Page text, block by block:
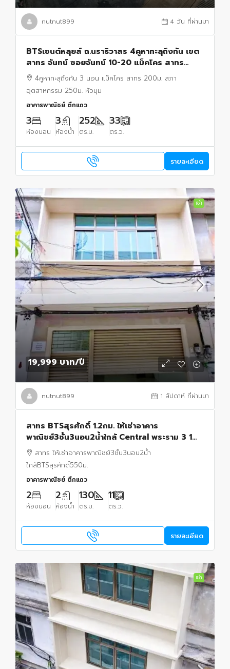
nutnut899 4 วัน ที่ผ่านมา
BTSเซนต์หลุยส์ ถ.นราธิวาสร 4คูหาทะลุถึงกัน เขต
สาทร จันทน์ ซอยจันทน์ 10-20 แม็คโคร สาทร
200ม. 33 ตร.วา. 525 ตร.ม.
4คูหาทะลุถึงกัน 3 นอน แม็คโคร สาทร 200ม. สภา
อุตสาหกรรม 250ม. หัวมุม
อาคารพาณิชย์ ตึกแถว
3
ห้องนอน
3
ห้องน้ำ
252
ตร.ม.
33
ตร.ว.
รายละเอียด
เช่า
19,999 บาท/ปี
nutnut899 1 สัปดาห์ ที่ผ่านมา
สาทร BTSสุรศักดิ์ 1.2กม. ให้เช่าอาคาร
พาณิชย์3ชั้น3นอน2น้ำใกล้ Central พระราม 3 1
กม. คิง เพาเวอร์ มหานคร 2.0 กม.
สาทร ให้เช่าอาคารพาณิชย์3ชั้น3นอน2น้ำ
ใกล้BTSสุรศักดิ์550ม.
อาคารพาณิชย์ ตึกแถว
2
ห้องนอน
2
ห้องน้ำ
130
ตร.ม.
11
ตร.ว.
รายละเอียด
เช่า